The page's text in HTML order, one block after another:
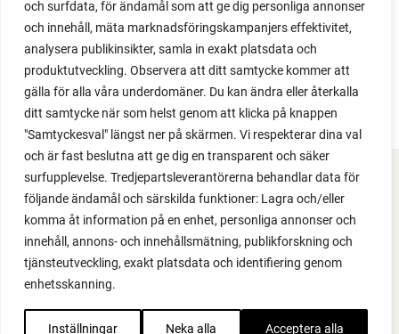
och surfdata, för ändamål som att ge dig personliga annonser
och innehåll, mäta marknadsföringskampanjers effektivitet,
analysera publikinsikter, samla in exakt platsdata och
produktutveckling. Observera att ditt samtycke kommer att
gälla för alla våra underdomäner. Du kan ändra eller återkalla
ditt samtycke när som helst genom att klicka på knappen
"Samtyckesval" längst ner på skärmen. Vi respekterar dina val
och är fast beslutna att ge dig en transparent och säker
surfupplevelse. Tredjepartsleverantörerna behandlar data för
följande ändamål och särskilda funktioner: Lagra och/eller
komma åt information på en enhet, personliga annonser och
innehåll, annons- och innehållsmätning, publikforskning och
tjänsteutveckling, exakt platsdata och identifiering genom
enhetsskanning.
Inställningar Neka alla Acceptera alla
Växter
Plantor till grönsaker och blommor
FACEBOOK
YOUTUBE